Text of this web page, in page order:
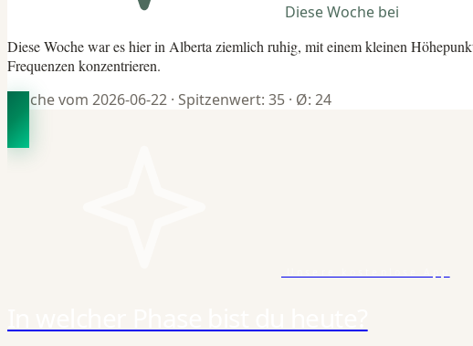
Diese Woche bei
Diese Woche war es hier in Alberta ziemlich ruhig, mit einem kleinen
Frequenzen konzentrieren.
Woche vom 2026-06-22 · Spitzenwert: 35 · Ø: 24